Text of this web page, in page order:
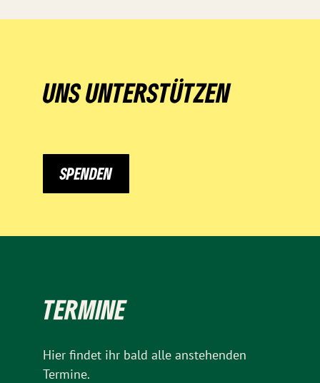
UNS UNTERSTÜTZEN
SPENDEN
TERMINE
Hier findet ihr bald alle anstehenden
Termine.